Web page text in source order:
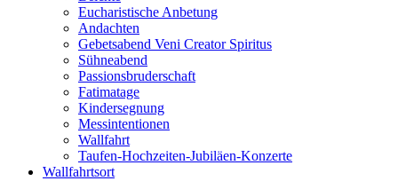
Eucharistische Anbetung
Andachten
Gebetsabend Veni Creator Spiritus
Sühneabend
Passionsbruderschaft
Fatimatage
Kindersegnung
Messintentionen
Wallfahrt
Taufen-Hochzeiten-Jubiläen-Konzerte
Wallfahrtsort